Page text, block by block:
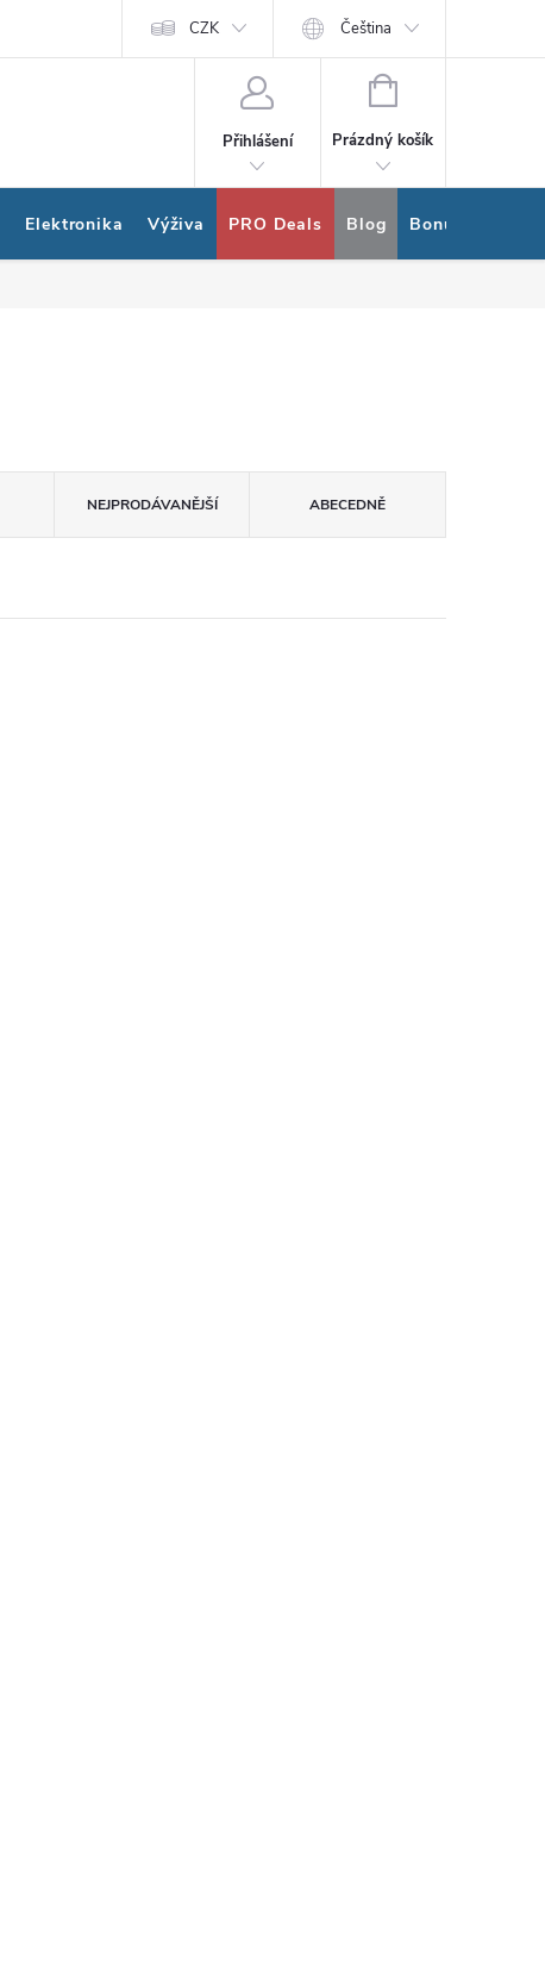
Nákup na splátky Quatro
CZK Čeština
Přihlášení
NÁKUPNÍ
Prázdný košík
Elektronika Výživa PRO Deals Blog Bonus program
NEJPRODÁVANĚJŠÍ ABECEDNĚ